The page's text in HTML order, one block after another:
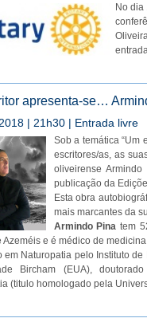
No
apresenta-se…
| 21h30 | Entrada livre
Sob a temática “Um
escritores/as, as
oliveirense
publicação da
Esta obra
mais marcantes da
Armindo Pina tem
Azeméis e é médico de
em Naturopatia pelo Instituto
Bircham (EUA),
(titulo homologado pela